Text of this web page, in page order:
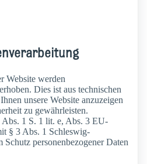
Website werden
Dies ist aus technischen
unsere Website anzuzeigen
zu gewährleisten.
1 S. 1 lit. e, Abs. 3 EU-
§ 3 Abs. 1 Schleswig-
Schutz personenbezogener Daten